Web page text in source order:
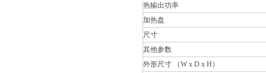
热输出功率
加热盘
尺寸
其他参数
外形尺寸 （W x D x H）